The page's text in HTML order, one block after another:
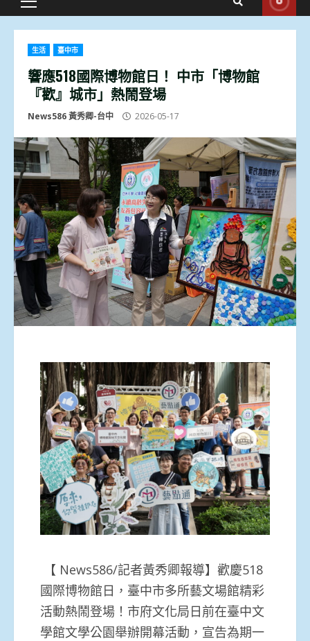
Primary
生活 臺中市
響應518國際博物館日！ 中市「博物館
『歡』城市」熱鬧登場
News586 黃秀卿-台中 2026-05-17
【 News586/記者黃秀卿報導】歡慶518
國際博物館日，臺中市多所藝文場館精彩
活動熱鬧登場！ 市府文化局日前在臺中文
學館文學公園舉辦開幕活動， 宣告為期一